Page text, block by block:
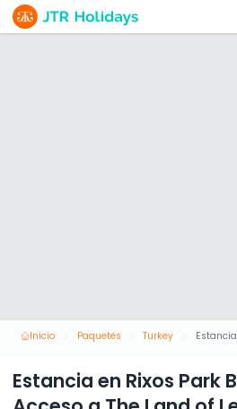
Inicio Paquetes Turkey
Estancia en Rixos Park